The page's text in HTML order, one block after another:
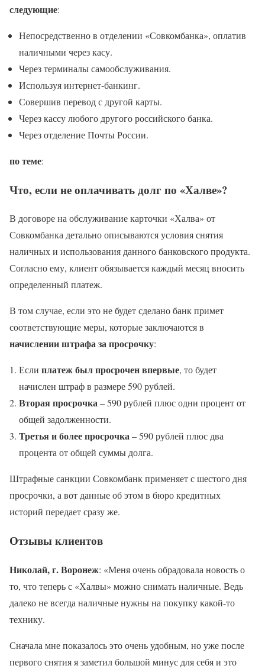
следующие:
Непосредственно в отделении «Совкомбанка», оплатив
наличными через касу.
Через терминалы самообслуживания.
Используя интернет-банкинг.
Совершив перевод с другой карты.
Через кассу любого другого российского банка.
Через отделение Почты России.
по теме:
Что, если не оплачивать долг по «Халве»?
В договоре на обслуживание карточки «Халва» от
Совкомбанка детально описываются условия снятия
наличных и использования данного банковского продукта.
Согласно ему, клиент обязывается каждый месяц вносить
определенный платеж.
В том случае, если это не будет сделано банк примет
соответствующие меры, которые заключаются в
начислении штрафа за просрочку:
Если платеж был просрочен впервые, то будет
начислен штраф в размере 590 рублей.
Вторая просрочка– 590 рублей плюс одни процент от
общей задолженности.
Третья и более просрочка– 590 рублей плюс два
процента от общей суммы долга.
Штрафные санкции Совкомбанк применяет с шестого дня
просрочки, а вот данные об этом в бюро кредитных
историй передает сразу же.
Отзывы клиентов
Николай, г. Воронеж: «Меня очень обрадовала новость о
то, что теперь с «Халвы» можно снимать наличные. Ведь
далеко не всегда наличные нужны на покупку какой-то
технику.
Сначала мне показалось это очень удобным, но уже после
первого снятия я заметил большой минус для себя и это